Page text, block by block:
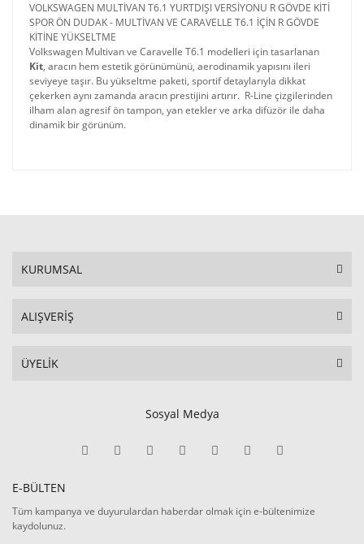
VOLKSWAGEN MULTİVAN T6.1 YURTDIŞI VERSİYONU R GÖVDE KİTİ
SPOR ÖN DUDAK - MULTİVAN VE CARAVELLE T6.1 İÇİN R GÖVDE
KİTİNE YÜKSELTME
Volkswagen Multivan ve Caravelle T6.1 modelleri için tasarlanan
Kit, aracın hem estetik görünümünü, aerodinamik yapısını ileri
seviyeye taşır. Bu yükseltme paketi, sportif detaylarıyla dikkat
çekerken aynı zamanda aracın prestijini artırır. R-Line çizgilerinden
ilham alan agresif ön tampon, yan etekler ve arka difüzör ile daha
dinamik bir görünüm.
KURUMSAL
ALIŞVERİŞ
ÜYELİK
Sosyal Medya
E-BÜLTEN
Tüm kampanya ve duyurulardan haberdar olmak için e-bültenimize
kaydolunuz.